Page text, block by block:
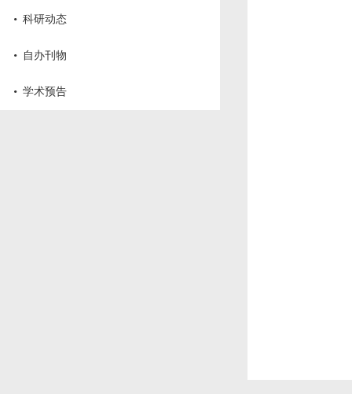
· 科研动态
· 自办刊物
· 学术预告